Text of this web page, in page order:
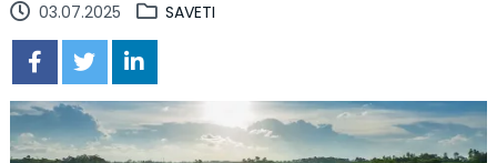
03.07.2025 SAVETI